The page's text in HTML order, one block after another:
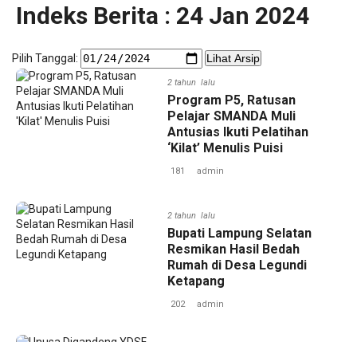
Indeks Berita : 24 Jan 2024
Pilih Tanggal: Lihat Arsip
2 tahun lalu
Program P5, Ratusan
Pelajar SMANDA Muli
Antusias Ikuti Pelatihan
‘Kilat’ Menulis Puisi
181 admin
2 tahun lalu
Bupati Lampung Selatan
Resmikan Hasil Bedah
Rumah di Desa Legundi
Ketapang
202 admin